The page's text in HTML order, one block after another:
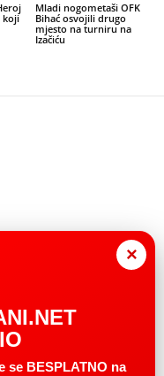
koji
Mladi nogometaši OFK
Bihać osvojili drugo
mjesto na turniru na
Izačiću
×
se BESPLATNO na